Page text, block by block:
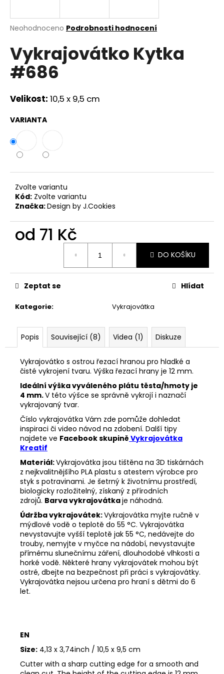
Průměrné
produktu
je
0,0
z
hvězdiček.
Neohodnoceno Podrobnosti hodnocení
Vykrajovátko Kytka
#686
Velikost: 10,5 x 9,5 cm
VARIANTA
Zvolte variantu
Kód: Zvolte variantu
Značka:Design by J.Cookies
od 71 Kč
DO KOŠÍKU
Kategorie: Vykrajovátka
Zeptat se Hlídat
Popis Související (8) Videa (1) Diskuze
Vykrajovátko s ostrou řezací hranou pro hladké a
čisté vykrojení tvaru. Výška řezací hrany je 12 mm.
Ideální výška vyváleného plátu těsta/hmoty je
4 mm.V této výšce se správně vykrojí i naznačí
vykrajovaný tvar.
Číslo vykrajovátka Vám zde pomůže dohledat
inspiraci či video návod na zdobení. Další tipy
najdete ve Facebook skupině Vykrajovátka
Kreatif
Materiál:Vykrajovátka jsou tištěna na 3D tiskárnách
z nejkvalitnějšího PLA plastu s atestem výrobce pro
styk s potravinami. Je šetrný k životnímu prostředí,
biologicky rozložitelný, získaný z přírodních
zdrojů. Barva vykrajovátkaje náhodná.
Údržba vykrajovátek:Vykrajovátka myjte ručně v
mýdlové vodě o teplotě do 55 °C. Vykrajovátka
nevystavujte vyšší teplotě jak 55 °C, nedávejte do
trouby, nemyjte v myčce na nádobí, nevystavujte
přímému slunečnímu záření, dlouhodobé vlhkosti a
horké vodě. Některé hrany vykrajovátek mohou být
ostré, dbejte na bezpečnost při práci s vykrajovátky.
Vykrajovátka nejsou určena pro hraní s dětmi do 6
let.
EN
Size: 4,13 x 3,74inch / 10,5 x 9,5 cm
Cutter with a sharp cutting edge for a smooth and
j
t
?
D
o
p
o
č
u
m
e
VYKRAJOVÁTKA
KOLEKCE
#1584
39
Kč